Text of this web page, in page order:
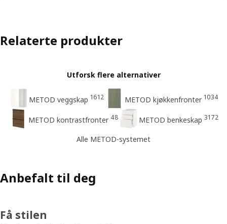
Relaterte produkter
Utforsk flere alternativer
METOD veggskap 1612 METOD kjøkkenfronter 1034
METOD kontrastfronter 48 METOD benkeskap 3172
Alle METOD-systemet
Anbefalt til deg
Få stilen